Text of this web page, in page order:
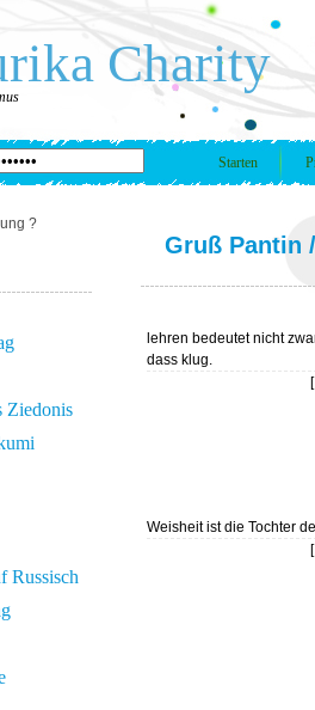
Charity
Starten
?
Ziedonis
Russisch
Gruß Pantin /
lehren bedeutet nicht
dass klug.
[
Weisheit ist die Tochter
[